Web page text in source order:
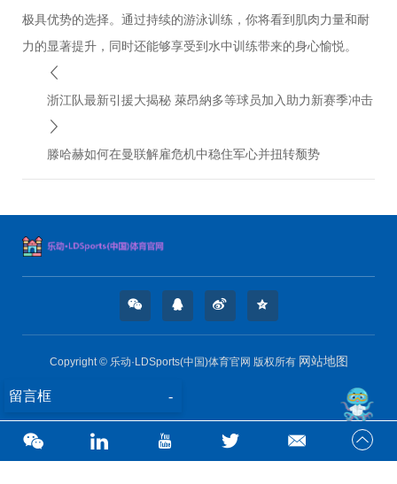
极具优势的选择。通过持续的游泳训练，你将看到肌肉力量和耐
力的显著提升，同时还能够享受到水中训练带来的身心愉悦。
浙江队最新引援大揭秘 萊昂納多等球员加入助力新赛季冲击
滕哈赫如何在曼联解雇危机中稳住军心并扭转颓势
Copyright © 乐动·LDSports(中国)体育官网 版权所有 网站地图
留言框 -